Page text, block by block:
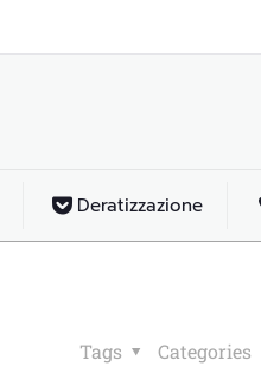
Deratizzazione
Categories
Tags